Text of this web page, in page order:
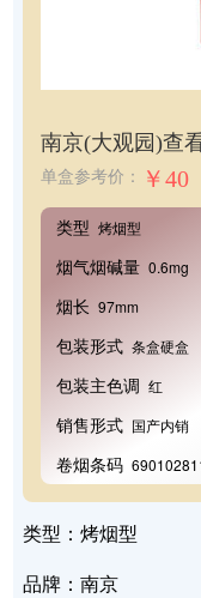
南京(大观园)查
单盒参考价： ￥40
类型 烤烟型
烟气烟碱量 0.6mg
烟长 97mm
包装形式 条盒硬盒
包装主色调 红
销售形式 国产内销
卷烟条码
类型：烤烟型
品牌：南京